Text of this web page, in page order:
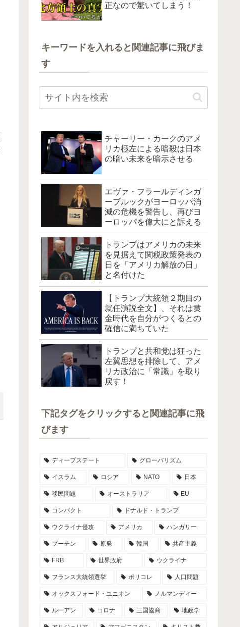
正なので驚いてしまう！
キーワードを入れると関連記事に飛びま
す
チャーリー・カークのアメ
リカ極左による暗殺は日本
の暗い未来を暗示させる
エヴァ・フラールディンガ
ーブルックがヨーロッパ消
滅の危機を警告し、再びヨ
ーロッパを偉大にと訴える
トランプはアメリカの未来
を見据えて関税政策発表の
日を「アメリカ解放の日」
と名付けた
【トランプ大統領２期目の
就任演説全文】、それは黄
金時代を自分がつくるとの
確信に満ちていた
トランプと共和党は狂った
左翼思想を排除して、アメ
リカ政治に「常識」を取り
戻す！
下記タグをクリックすると関連記事に飛
びます
ディープステート グローバリズム
イスラム ロシア NATO 日本
移民問題 オーストラリア EU
コンパクト ドナルド・トランプ
ウクライナ侵攻 アメリカ ハンガリー
プーチン 原発 韓国 共産主義
FRB 世界政府 ウクライナ
フランス大統領選挙 ポリコレ 人口問題
オックスフォード・ユニオン ノルマンディー
ルーアン コロナ 三国協商 地政学